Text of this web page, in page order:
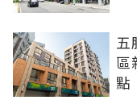
五
區
點